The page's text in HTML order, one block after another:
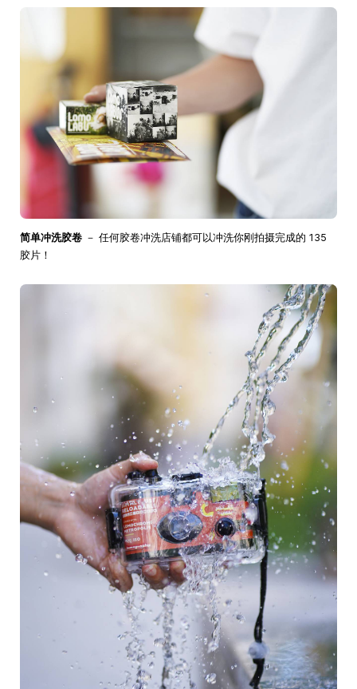
简单冲洗胶卷 － 任何胶卷冲洗店铺都可以冲洗你刚拍摄完成的 135
胶片！